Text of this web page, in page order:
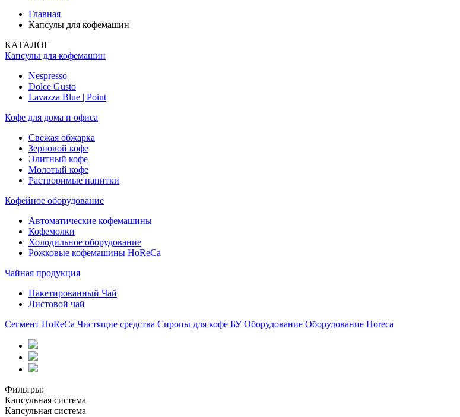
Главная
Капсулы для кофемашин
КАТАЛОГ
Капсулы для кофемашин
Nespresso
Dolce Gusto
Lavazza Blue | Point
Кофе для дома и офиса
Свежая обжарка
Зерновой кофе
Элитный кофе
Молотый кофе
Растворимые напитки
Кофейное оборудование
Автоматические кофемашины
Кофемолки
Холодильное оборудование
Рожковые кофемашины HoReCa
Чайная продукция
Пакетированный Чай
Листовой чай
Сегмент HoReCa Чистящие средства Сиропы для кофе БУ Оборудование Оборудование Horeca
Фильтры:
Капсульная система
Капсульная система